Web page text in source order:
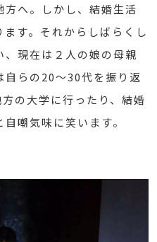
方へ。しかし、結婚生活
す。それからしばらくし
現在は２人の娘の母親
自らの20～30代を振り返
の大学に行ったり、結婚
嘲気味に笑います。